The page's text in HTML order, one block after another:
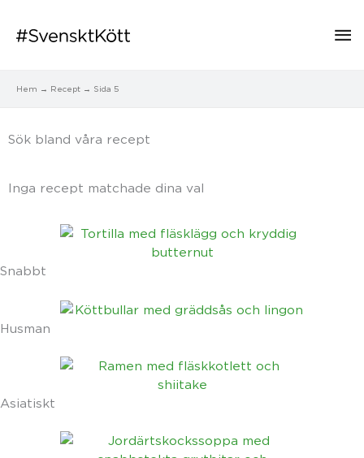
Hem Recept Sida 5
Sök bland våra recept​
Inga recept matchade dina val
Snabbt
Husman
Asiatiskt